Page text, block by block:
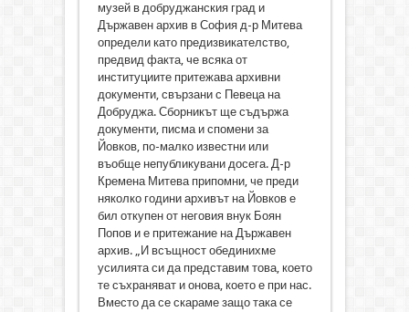
музей в добруджанския град и
Държавен архив в София д-р Митева
определи като предизвикателство,
предвид факта, че всяка от
институциите притежава архивни
документи, свързани с Певеца на
Добруджа. Сборникът ще съдържа
документи, писма и спомени за
Йовков, по-малко известни или
въобще непубликувани досега. Д-р
Кремена Митева припомни, че преди
няколко години архивът на Йовков е
бил откупен от неговия внук Боян
Попов и е притежание на Държавен
архив. „И всъщност обединихме
усилията си да представим това, което
те съхраняват и онова, което е при нас.
Вместо да се скараме защо така се